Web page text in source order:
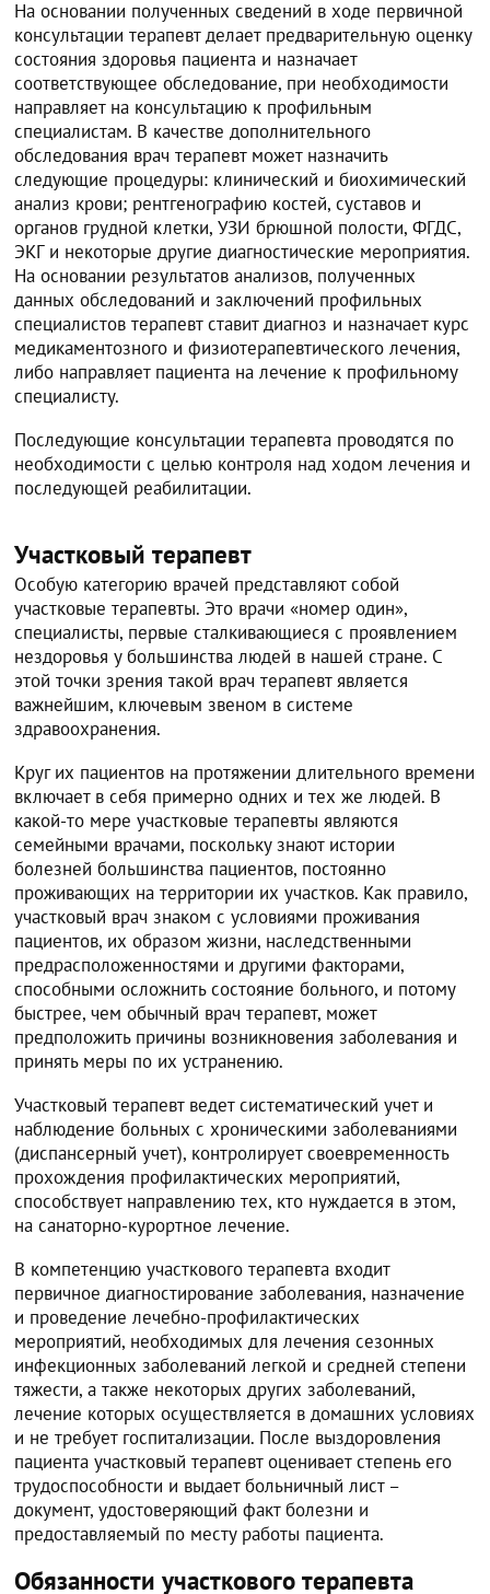
На основании полученных сведений в ходе первичной
консультации терапевт делает предварительную оценку
состояния здоровья пациента и назначает
соответствующее обследование, при необходимости
направляет на консультацию к профильным
специалистам. В качестве дополнительного
обследования врач терапевт может назначить
следующие процедуры: клинический и биохимический
анализ крови; рентгенографию костей, суставов и
органов грудной клетки, УЗИ брюшной полости, ФГДС,
ЭКГ и некоторые другие диагностические мероприятия.
На основании результатов анализов, полученных
данных обследований и заключений профильных
специалистов терапевт ставит диагноз и назначает курс
медикаментозного и физиотерапевтического лечения,
либо направляет пациента на лечение к профильному
специалисту.
Последующие консультации терапевта проводятся по
необходимости с целью контроля над ходом лечения и
последующей реабилитации.
Участковый терапевт
Особую категорию врачей представляют собой
участковые терапевты. Это врачи «номер один»,
специалисты, первые сталкивающиеся с проявлением
нездоровья у большинства людей в нашей стране. С
этой точки зрения такой врач терапевт является
важнейшим, ключевым звеном в системе
здравоохранения.
Круг их пациентов на протяжении длительного времени
включает в себя примерно одних и тех же людей. В
какой-то мере участковые терапевты являются
семейными врачами, поскольку знают истории
болезней большинства пациентов, постоянно
проживающих на территории их участков. Как правило,
участковый врач знаком с условиями проживания
пациентов, их образом жизни, наследственными
предрасположенностями и другими факторами,
способными осложнить состояние больного, и потому
быстрее, чем обычный врач терапевт, может
предположить причины возникновения заболевания и
принять меры по их устранению.
Участковый терапевт ведет систематический учет и
наблюдение больных с хроническими заболеваниями
(диспансерный учет), контролирует своевременность
прохождения профилактических мероприятий,
способствует направлению тех, кто нуждается в этом,
на санаторно-курортное лечение.
В компетенцию участкового терапевта входит
первичное диагностирование заболевания, назначение
и проведение лечебно-профилактических
мероприятий, необходимых для лечения сезонных
инфекционных заболеваний легкой и средней степени
тяжести, а также некоторых других заболеваний,
лечение которых осуществляется в домашних условиях
и не требует госпитализации. После выздоровления
пациента участковый терапевт оценивает степень его
трудоспособности и выдает больничный лист –
документ, удостоверяющий факт болезни и
предоставляемый по месту работы пациента.
Обязанности участкового терапевта